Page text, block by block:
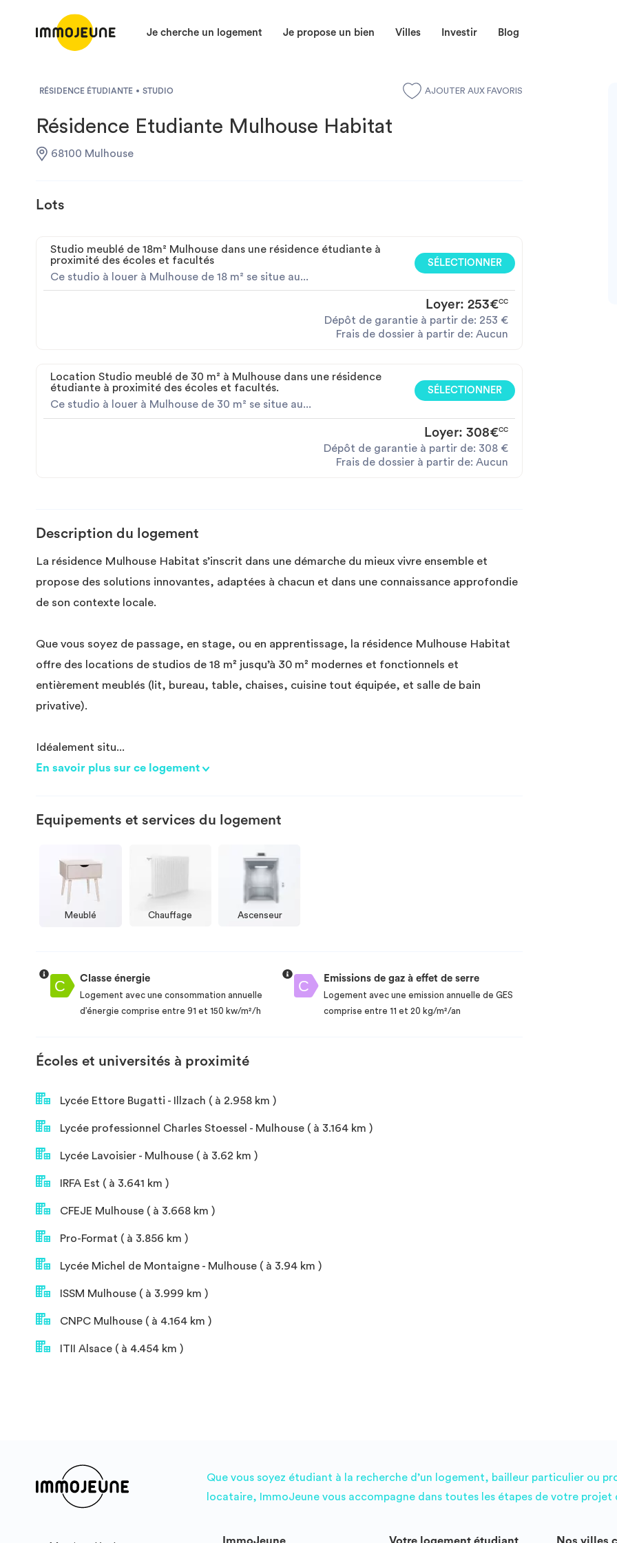
Je cherche un logement Je propose un bien Villes Investir Blog
RÉSIDENCE ÉTUDIANTE STUDIO AJOUTER AUX FAVORIS
Résidence Etudiante Mulhouse Habitat
68100 Mulhouse
Lots
Studio meublé de 18m² Mulhouse dans une résidence étudiante à
proximité des écoles et facultés
Ce studio à louer à Mulhouse de 18 m² se situe au...
SÉLECTIONNER
Loyer: 253€CC
Dépôt de garantie à partir de: 253 €
Frais de dossier à partir de: Aucun
Location Studio meublé de 30 m² à Mulhouse dans une résidence
étudiante à proximité des écoles et facultés.
Ce studio à louer à Mulhouse de 30 m² se situe au...
SÉLECTIONNER
Loyer: 308€CC
Dépôt de garantie à partir de: 308€
Frais de dossier à partir de: Aucun
Description du logement
La résidence Mulhouse Habitat s’inscrit dans une démarche du mieux vivre ensemble et
propose des solutions innovantes, adaptées à chacun et dans une connaissance approfondie
de son contexte locale.
Que vous soyez de passage, en stage, ou en apprentissage, la résidence Mulhouse Habitat
offre des locations de studios de 18 m² jusqu’à 30 m² modernes et fonctionnels et
entièrement meublés (lit, bureau, table, chaises, cuisine tout équipée, et salle de bain
privative).
Idéalement situ...
En savoir plus sur ce logement
Equipements et services du logement
Meublé Chauffage Ascenseur
Classe énergie
Logement avec une consommation annuelle
d’énergie comprise entre 91 et 150 kw/m²/h
Emissions de gaz à effet de serre
Logement avec une emission annuelle de GES
comprise entre 11 et 20 kg/m²/an
Écoles et universités à proximité
Lycée Ettore Bugatti - Illzach ( à 2.958 km )
Lycée professionnel Charles Stoessel - Mulhouse ( à 3.164 km )
Lycée Lavoisier - Mulhouse ( à 3.62 km )
IRFA Est ( à 3.641 km )
CFEJE Mulhouse ( à 3.668 km )
Pro-Format ( à 3.856 km )
Lycée Michel de Montaigne - Mulhouse ( à 3.94 km )
ISSM Mulhouse ( à 3.999 km )
CNPC Mulhouse ( à 4.164 km )
ITII Alsace ( à 4.454 km )
Que vous soyez étudiant à la recherche d’un logement, bailleur particulier ou
locataire, ImmoJeune vous accompagne dans toutes les étapes de votre projet
ImmoJeune Votre logement étudiant Nos villes